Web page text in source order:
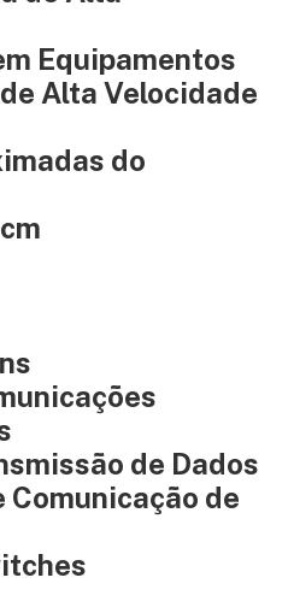
Equipamentos
Alta Velocidade
do
de Dados
Comunicação de